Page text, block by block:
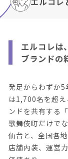
エルコレは
ブランドの
発足からわずか
は1,700名を超
ンドを共有する
歌舞伎町だけで
仙台と、全国各
店舗内装、運営